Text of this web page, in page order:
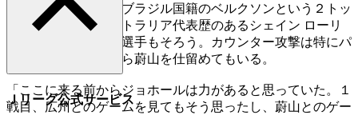
フォレスティエリ、ブラジル国籍のベルクソンという２トッ
プは脅威で、オーストラリア代表歴のあるシェイン ローリ
ー、マレーシア代表選手もそろう。カウンター攻撃は特にパ
ワフルで、その形から蔚山を仕留めてもいる。
「ここに来る前からジョホールは力があると思っていた。１
戦目、広州とのゲームを見てもそう思ったし、蔚山とのゲー
Ｊリーグ公式サービス